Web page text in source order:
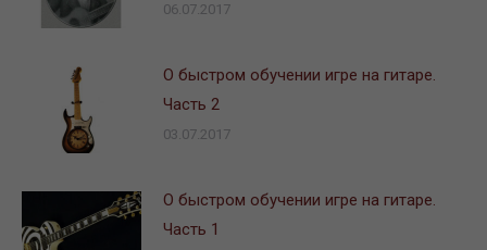
06.07.2017
О быстром обучении игре на гитаре.
Часть 2
03.07.2017
О быстром обучении игре на гитаре.
Часть 1